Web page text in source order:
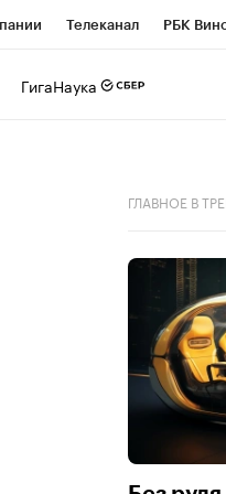
Телеканал РБК
ГигаНаука
ГЛАВНОЕ В